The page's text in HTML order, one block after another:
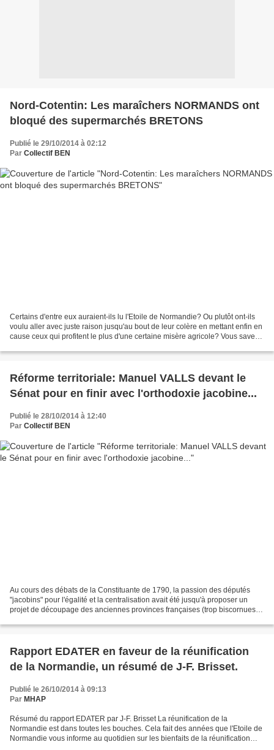
Nord-Cotentin: Les maraîchers NORMANDS ont
bloqué des supermarchés BRETONS
Publié le 29/10/2014 à 02:12
Par Collectif BEN
Certains d'entre eux auraient-ils lu l'Etoile de Normandie? Ou plutôt ont-ils
voulu aller avec juste raison jusqu'au bout de leur colère en mettant enfin en
cause ceux qui profitent le plus d'une certaine misère agricole? Vous savez,
Réforme territoriale: Manuel VALLS devant le
Sénat pour en finir avec l'orthodoxie jacobine...
Publié le 28/10/2014 à 12:40
Par Collectif BEN
Au cours des débats de la Constituante de 1790, la passion des députés
"jacobins" pour l'égalité et la centralisation avait été jusqu'à proposer un
projet de découpage des anciennes provinces françaises (trop biscornues,
Rapport EDATER en faveur de la réunification
de la Normandie, un résumé de J-F. Brisset.
Publié le 26/10/2014 à 09:13
Par MHAP
Résumé du rapport EDATER par J-F. Brisset La réunification de la
Normandie est dans toutes les bouches. Cela fait des années que l'Etoile de
Normandie vous informe au quotidien sur les bienfaits de la réunification